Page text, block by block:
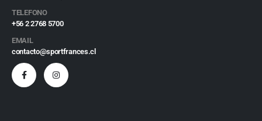
TELEFONO
+56 2 2768 5700
EMAIL
contacto@sportfrances.cl